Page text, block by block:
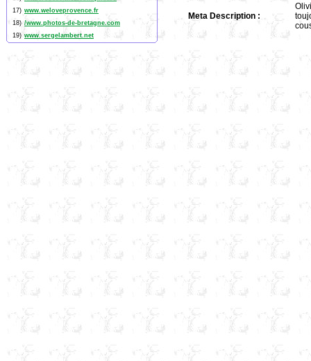
17) www.weloveprovence.fr
18) /www.photos-de-bretagne.com
19) www.sergelambert.net
Meta Description :